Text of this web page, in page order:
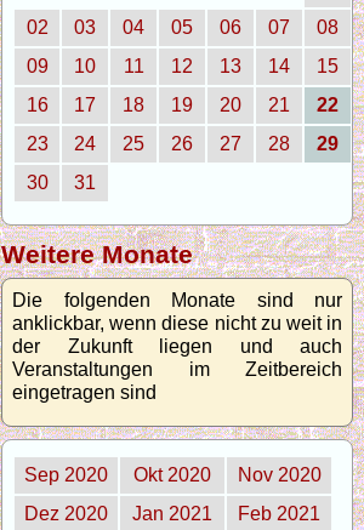
02
03 04 05 06 07
08
09
10 11 12 13 14
15
16
17 18 19 20 21
22
23
24 25 26 27 28
29
30
31
Weitere Monate
Die folgenden Monate sind nur
anklickbar, wenn diese nicht zu weit in
der Zukunft liegen und auch
Veranstaltungen im Zeitbereich
eingetragen sind
Sep 2020 Okt 2020
Nov 2020
Dez 2020
Jan 2021
Feb 2021